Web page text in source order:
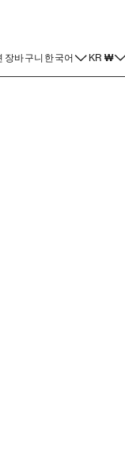
장바구니 한국어 KR₩